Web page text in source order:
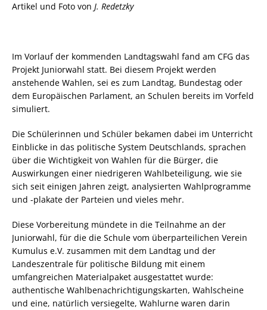
Artikel und Foto von J. Redetzky
Im Vorlauf der kommenden Landtagswahl fand am CFG das
Projekt Juniorwahl statt. Bei diesem Projekt werden
anstehende Wahlen, sei es zum Landtag, Bundestag oder
dem Europäischen Parlament, an Schulen bereits im Vorfeld
simuliert.
Die Schülerinnen und Schüler bekamen dabei im Unterricht
Einblicke in das politische System Deutschlands, sprachen
über die Wichtigkeit von Wahlen für die Bürger, die
Auswirkungen einer niedrigeren Wahlbeteiligung, wie sie
sich seit einigen Jahren zeigt, analysierten Wahlprogramme
und -plakate der Parteien und vieles mehr.
Diese Vorbereitung mündete in die Teilnahme an der
Juniorwahl, für die die Schule vom überparteilichen Verein
Kumulus e.V. zusammen mit dem Landtag und der
Landeszentrale für politische Bildung mit einem
umfangreichen Materialpaket ausgestattet wurde:
authentische Wahlbenachrichtigungskarten, Wahlscheine
und eine, natürlich versiegelte, Wahlurne waren darin